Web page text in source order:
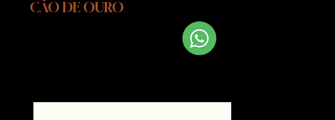
CÃO DE OURO